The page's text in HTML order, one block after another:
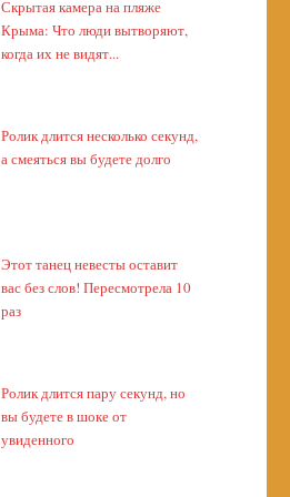
Скрытая камера на пляже
Крыма: Что люди вытворяют,
когда их не видят...
Ролик длится несколько секунд,
а смеяться вы будете долго
Этот танец невесты оставит
вас без слов! Пересмотрела 10
раз
Ролик длится пару секунд, но
вы будете в шоке от
увиденного